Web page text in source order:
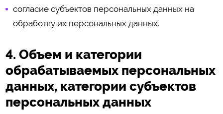
согласие субъектов персональных данных на
обработку их персональных данных.
4. Объем и категории
обрабатываемых персональных
данных, категории субъектов
персональных данных